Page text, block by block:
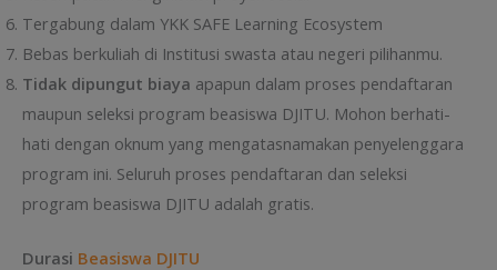
Tergabung dalam YKK SAFE Learning Ecosystem
Bebas berkuliah di Institusi swasta atau negeri pilihanmu.
Tidak dipungut biaya apapun dalam proses pendaftaran
maupun seleksi program beasiswa DJITU. Mohon berhati-
hati dengan oknum yang mengatasnamakan penyelenggara
program ini. Seluruh proses pendaftaran dan seleksi
program beasiswa DJITU adalah gratis.
Durasi Beasiswa DJITU